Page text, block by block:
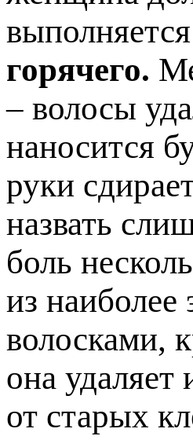
горячего.
– волосы
наносится
руки
назвать
боль
из
волосками,
она удаляет
от старых